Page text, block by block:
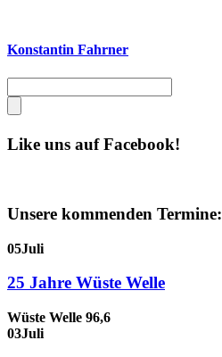
Konstantin Fahrner
Like uns auf Facebook!
Unsere kommenden Termine:
05Juli
25 Jahre Wüste Welle
Wüste Welle 96,6
03Juli